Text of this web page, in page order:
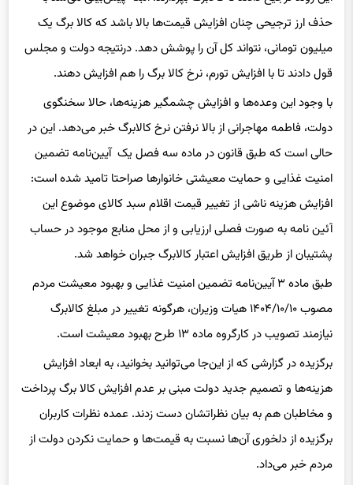
میلیون تومانی، نتواند کل آن را پوشش دهد. درنتیجه دولت و مجلس
قول دادند تا با افزایش تورم، نرخ کالا برگ را هم افزایش دهند.
با وجود این وعده‌ها و افزایش چشمگیر هزینه‌ها، حالا سخنگوی
دولت، فاطمه مهاجرانی از بالا نرفتن نرخ کالابرگ خبر می‌دهد. این در
حالی است که طبق قانون در ماده سه فصل یک آیین‌نامه تضمین
امنیت غذایی و حمایت معیشتی خانوارها صراحتا تامید شده است:
افزایش هزینه ناشی از تغییر قیمت اقلام سبد کالای موضوع این
آئین نامه به صورت فصلی ارزیابی و از محل منابع موجود در حساب
پشتیبان از طریق افزایش اعتبار کالابرگ جبران خواهد شد.
طبق ماده ۳ آیین‌نامه تضمین امنیت غذایی و بهبود معیشت مردم
مصوب ۱۴۰۴/۱۰/۱۰ هیات وزیران، هرگونه تغییر در مبلغ کالابرگ
نیازمند تصویب در کارگروه ماده ۱۳ طرح بهبود معیشت است.
برگزیده در گزارشی که از این‌جا می‌توانید بخوانید، به ابعاد افزایش
هزینه‌ها و تصمیم جدید دولت مبنی بر عدم افزایش کالا برگ پرداخت
و مخاطبان هم به بیان نظراتشان دست زدند. عمده نظرات کاربران
برگزیده از دلخوری آن‌ها نسبت به قیمت‌ها و حمایت نکردن دولت از
مردم خبر می‌داد.
«بابک» به عنوان اولین مخاطب نوشت: توقع دیگری داشتید. کاربری